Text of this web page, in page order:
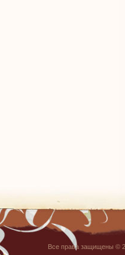
Все права защищены ©